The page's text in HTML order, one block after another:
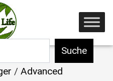
Suche
/ Advanced